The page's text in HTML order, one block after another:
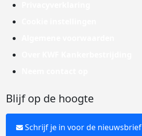
Blijf op de hoogte
Schrijf je in voor de nieuwsbrief